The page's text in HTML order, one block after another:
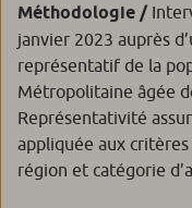
Méthodologie /
janvier 2023 auprès
représentatif de la
Métropolitaine âgée
Représentativité
appliquée aux critères
région et catégorie